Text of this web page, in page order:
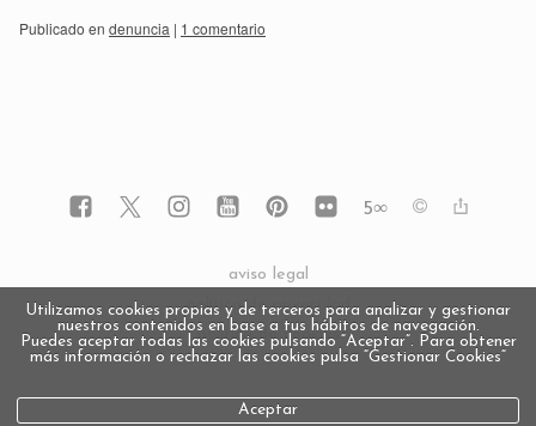
Publicado en denuncia | 1 comentario
5∞
aviso legal
política de privacidad
política de cookies
Utilizamos cookies propias y de terceros para analizar y gestionar
nuestros contenidos en base a tus hábitos de navegación.
Puedes aceptar todas las cookies pulsando “Aceptar”. Para obtener
más información o rechazar las cookies pulsa “Gestionar Cookies“
Aceptar